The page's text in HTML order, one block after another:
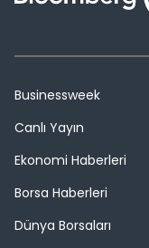
Businessweek
Canlı Yayın
Ekonomi Haberleri
Borsa Haberleri
Dünya Borsaları